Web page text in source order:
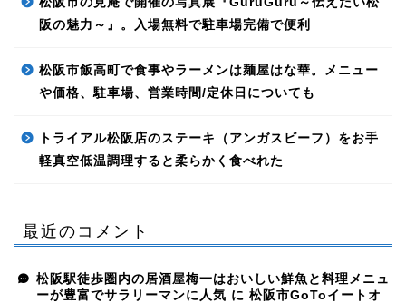
阪の魅力～』。入場無料で駐車場完備で便利
松阪市飯高町で食事やラーメンは麺屋はな華。メニュー
や価格、駐車場、営業時間/定休日についても
トライアル松阪店のステーキ（アンガスビーフ）をお手
軽真空低温調理すると柔らかく食べれた
最近のコメント
松阪駅徒歩圏内の居酒屋梅一はおいしい鮮魚と料理メニュ
ーが豊富でサラリーマンに人気 に 松阪市GoToイートオ